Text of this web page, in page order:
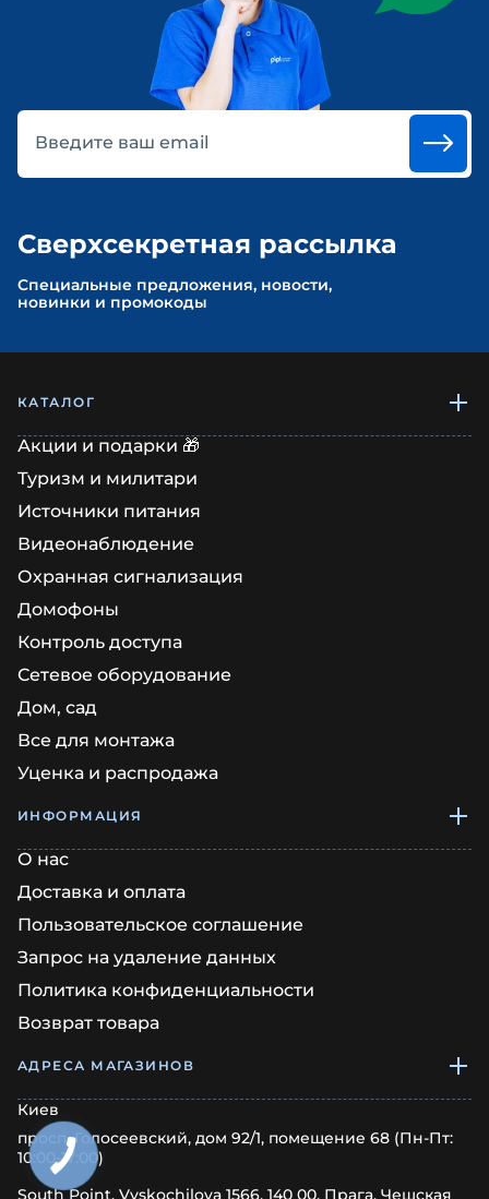
Введите ваш email
Сверхсекретная рассылка
Cпециальные предложения, новости,
новинки и промокоды
КАТАЛОГ
Акции и подарки 🎁
Туризм и милитари
Источники питания
Видеонаблюдение
Охранная сигнализация
Домофоны
Контроль доступа
Сетевое оборудование
Дом, сад
Все для монтажа
Уценка и распродажа
ИНФОРМАЦИЯ
О нас
Доставка и оплата
Пользовательское соглашение
Запрос на удаление данных
Политика конфиденциальности
Возврат товара
АДРЕСА МАГАЗИНОВ
Киев
просп. Голосеевский, дом 92/1, помещение 68 (Пн-Пт:
10:00-17:00)
South Point, Vyskochilova 1566, 140 00, Прага, Чешская